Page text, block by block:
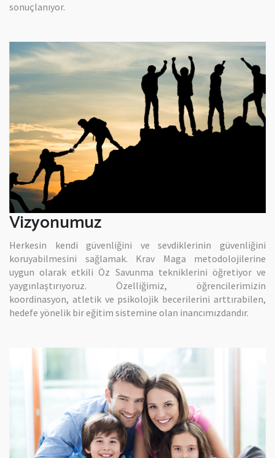
sonuçlanıyor.
Vizyonumuz
Herkesin kendi güvenliğini ve sevdiklerinin güvenliğini
koruyabilmesini sağlamak. Krav Maga metodolojilerine
uygun olarak etkili Öz Savunma tekniklerini öğretiyor ve
yaygınlaştırıyoruz. Özelliğimiz, öğrencilerimizin
koordinasyon, atletik ve psikolojik becerilerini arttırabilen,
hedefe yönelik bir eğitim sistemine olan inancımızdandır.